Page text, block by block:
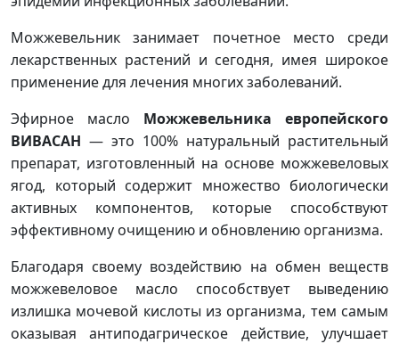
Можжевельник занимает почетное место среди
лекарственных растений и сегодня, имея широкое
применение для лечения многих заболеваний.
Эфирное масло Можжевельника европейского
ВИВАСАН — это 100% натуральный растительный
препарат, изготовленный на основе можжевеловых
ягод, который содержит множество биологически
активных компонентов, которые способствуют
эффективному очищению и обновлению организма.
Благодаря своему воздействию на обмен веществ
можжевеловое масло способствует выведению
излишка мочевой кислоты из организма, тем самым
оказывая антиподагрическое действие, улучшает